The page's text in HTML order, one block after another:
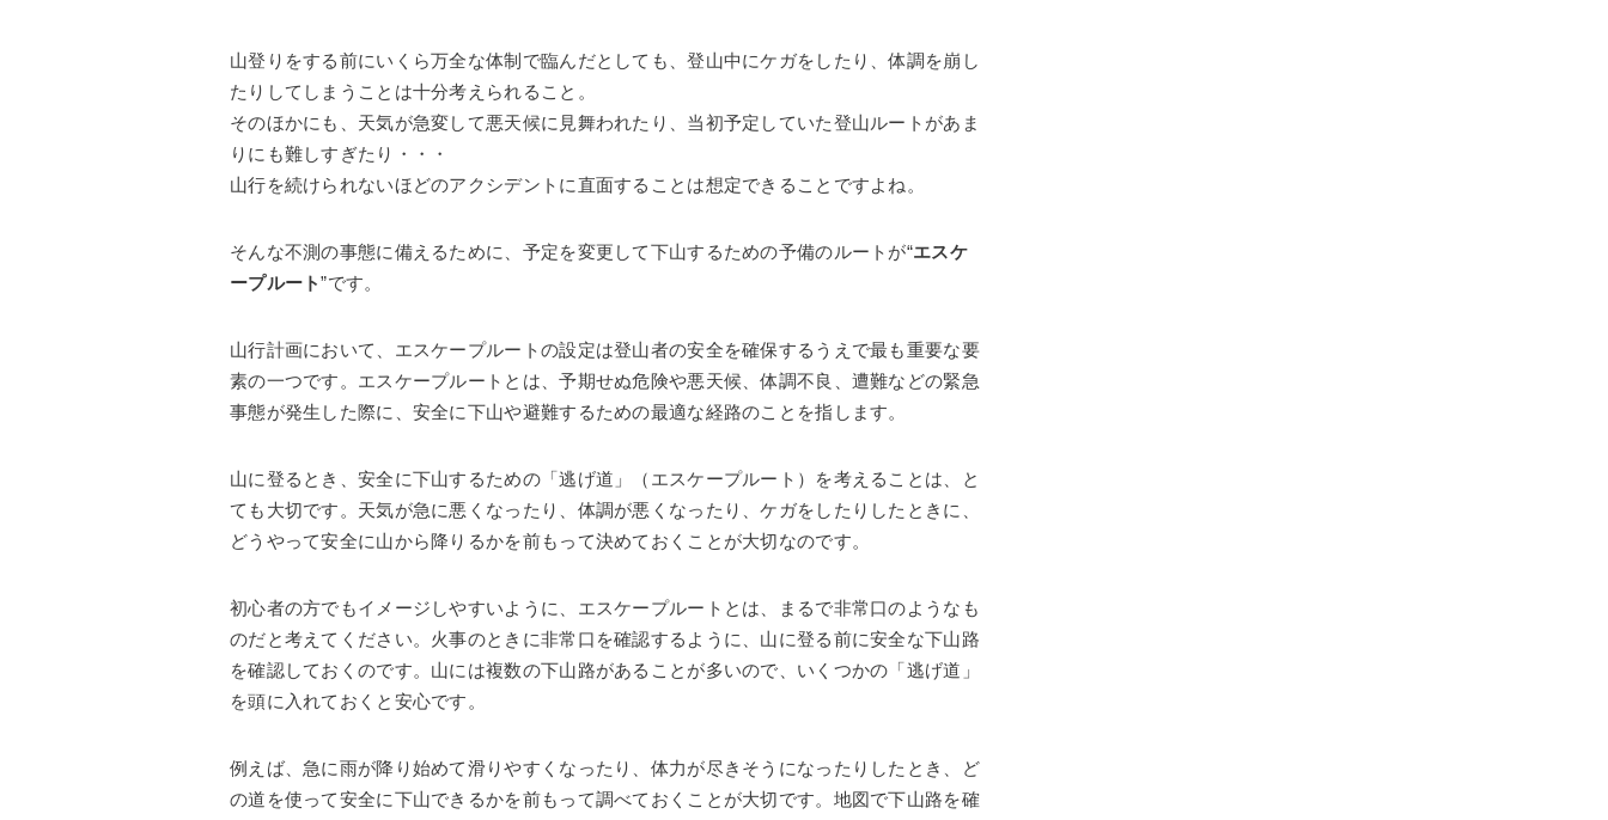
山登りをする前にいくら万全な体制で臨んだとしても、登山中にケガをしたり、体調を崩し
たりしてしまうことは十分考えられること。
そのほかにも、天気が急変して悪天候に見舞われたり、当初予定していた登山ルートがあま
りにも難しすぎたり・・・
山行を続けられないほどのアクシデントに直面することは想定できることですよね。
そんな不測の事態に備えるために、予定を変更して下山するための予備のルートが“エスケ
ープルート”です。
山行計画において、エスケープルートの設定は登山者の安全を確保するうえで最も重要な要
素の一つです。エスケープルートとは、予期せぬ危険や悪天候、体調不良、遭難などの緊急
事態が発生した際に、安全に下山や避難するための最適な経路のことを指します。
山に登るとき、安全に下山するための「逃げ道」（エスケープルート）を考えることは、と
ても大切です。天気が急に悪くなったり、体調が悪くなったり、ケガをしたりしたときに、
どうやって安全に山から降りるかを前もって決めておくことが大切なのです。
初心者の方でもイメージしやすいように、エスケープルートとは、まるで非常口のようなも
のだと考えてください。火事のときに非常口を確認するように、山に登る前に安全な下山路
を確認しておくのです。山には複数の下山路があることが多いので、いくつかの「逃げ道」
を頭に入れておくと安心です。
例えば、急に雨が降り始めて滑りやすくなったり、体力が尽きそうになったりしたとき、ど
の道を使って安全に下山できるかを前もって調べておくことが大切です。地図で下山路を確